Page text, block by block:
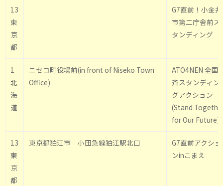
13
東
京
都
G7直前！小金井
市第二庁舎前ス
タンディング
1
北
海
道
ニセコ町役場前(in front of Niseko Town
Office)
ATO4NEN 全国
斉スタンディン
グアクション
(Stand
for Our Future)
13
東
京
都
東京都狛江市 小田急線狛江駅北口
G7直前アクショ
ンinこまえ